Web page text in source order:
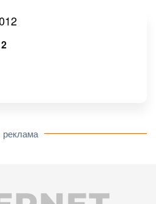
реклама